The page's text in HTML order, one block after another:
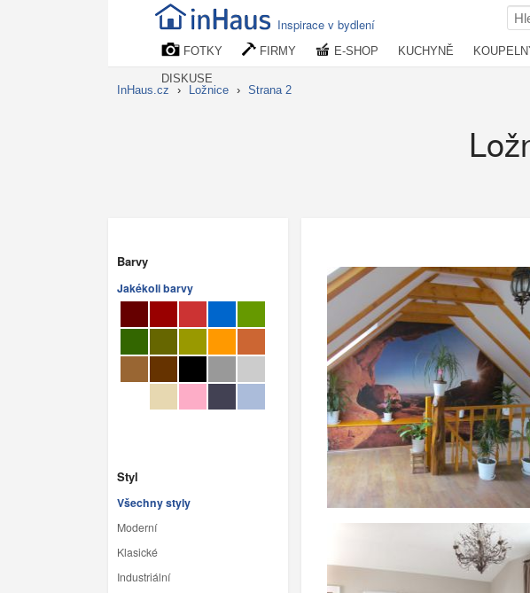
Inspirace v bydlení
FOTKY FIRMY E-SHOP KUCHYNĚ
DISKUSE
InHaus.cz
› Ložnice › Strana 2
Barvy
Jakékoli barvy
Styl
Všechny styly
Moderní
Klasické
Industriální